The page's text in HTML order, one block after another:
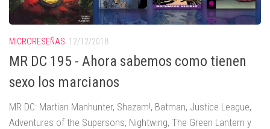
MICRORESEÑAS 12/12/2018
MR DC 195 - Ahora sabemos como tienen
sexo los marcianos
MR DC: Martian Manhunter, Shazam!, Batman, Justice League,
Adventures of the Supersons, Nightwing, The Green Lantern y